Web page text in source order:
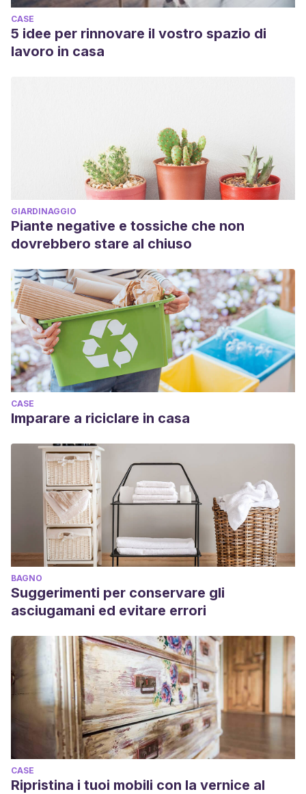
CASE
5 idee per rinnovare il vostro spazio di
lavoro in casa
GIARDINAGGIO
Piante negative e tossiche che non
dovrebbero stare al chiuso
CASE
Imparare a riciclare in casa
BAGNO
Suggerimenti per conservare gli
asciugamani ed evitare errori
CASE
Ripristina i tuoi mobili con la vernice al